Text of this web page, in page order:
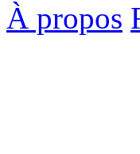
À propos